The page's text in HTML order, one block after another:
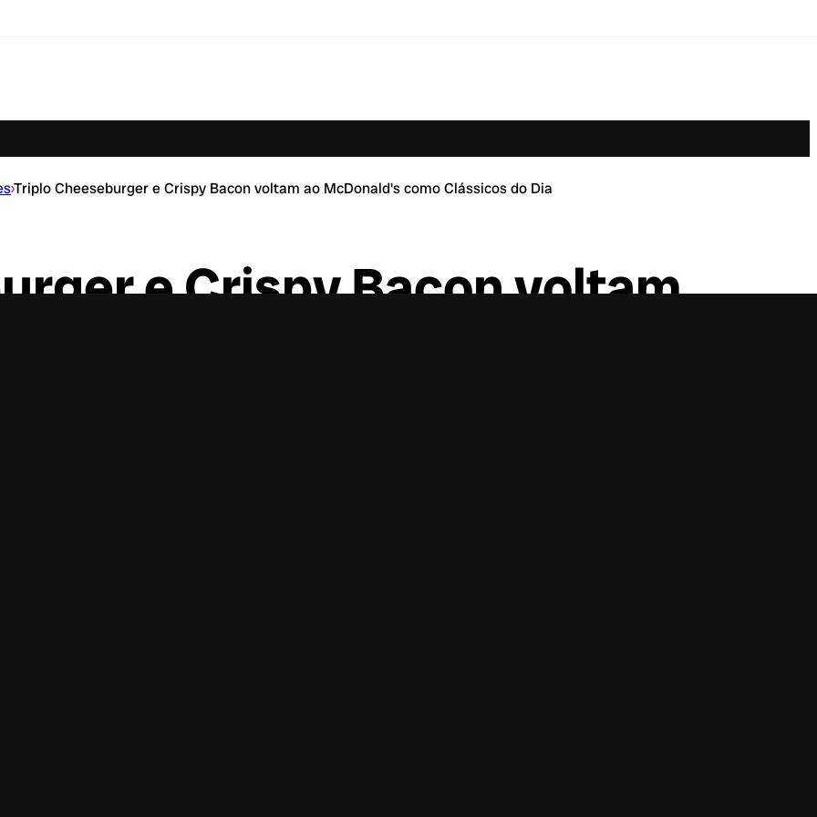
›Triplo Cheeseburger e Crispy Bacon voltam ao McDonald's como Clássicos do Dia
e Crispy Bacon voltam
como Clássicos do Dia